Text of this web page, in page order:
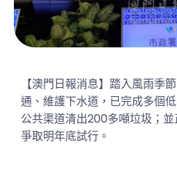
【澳門日報消息】踏入風雨季
通、維護下水道，已完成多個
公共渠道清出200多噸垃圾；並
爭取明年底試行。